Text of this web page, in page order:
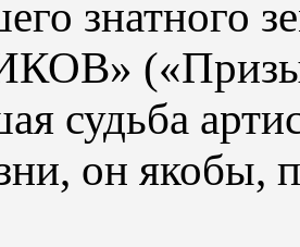
знатного
судьба
он якобы,